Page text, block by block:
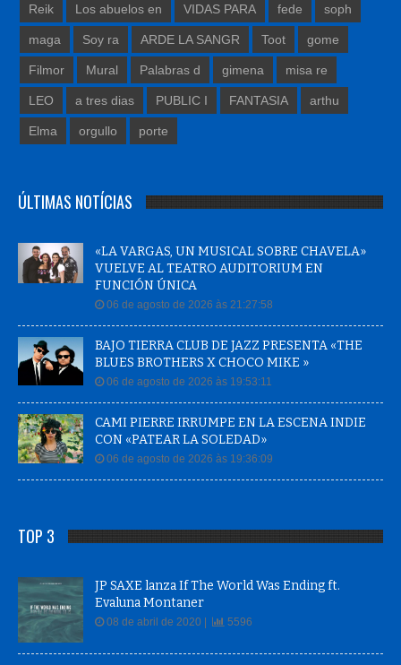
Reik Los abuelos en VIDAS PARA fede soph
maga Soy ra ARDE LA SANGR Toot gome
Filmor Mural Palabras d gimena misa re
LEO a tres dias PUBLIC I FANTASIA arthu
Elma orgullo porte
ÚLTIMAS NOTÍCIAS
«LA VARGAS, UN MUSICAL SOBRE CHAVELA»
VUELVE AL TEATRO AUDITORIUM EN
FUNCIÓN ÚNICA
06 de agosto de 2026 às 21:27:58
BAJO TIERRA CLUB DE JAZZ PRESENTA «THE
BLUES BROTHERS X CHOCO MIKE »
06 de agosto de 2026 às 19:53:11
CAMI PIERRE IRRUMPE EN LA ESCENA INDIE
CON «PATEAR LA SOLEDAD»
06 de agosto de 2026 às 19:36:09
TOP 3
JP SAXE lanza If The World Was Ending ft.
Evaluna Montaner
08 de abril de 2020 | 5596